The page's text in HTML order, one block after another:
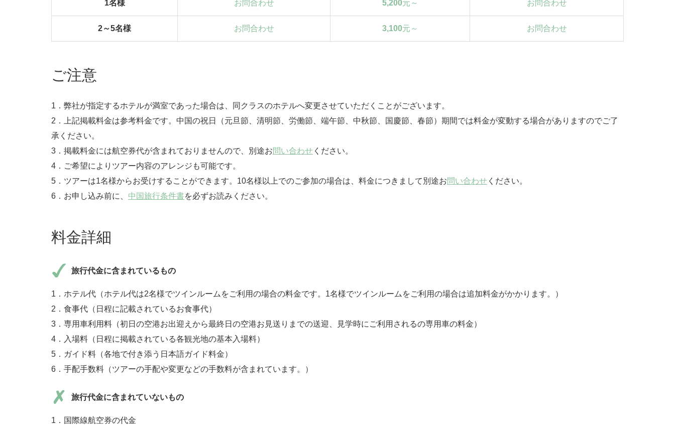
1名様 お問合わせ 5,200元～ お問合わせ
2～5名様 お問合わせ 3,100元～ お問合わせ
ご注意
1．弊社が指定するホテルが満室であった場合は、同クラスのホテルへ変更させていただくことがございます。
2．上記掲載料金は参考料金です。中国の祝日（元旦節、清明節、労働節、端午節、中秋節、国慶節、春節）期間では料金が変動する場合がありますのでご了
承ください。
3．掲載料金には航空券代が含まれておりませんので、別途お問い合わせ ください。
4．ご希望によりツアー内容のアレンジも可能です。
5．ツアーは1名様からお受けすることができます。10名様以上でのご参加の場合は、料金につきまして別途お問い合わせ ください。
6．お申し込み前に、 中国旅行条件書を必ずお読みください。
料金詳細
旅行代金に含まれているもの
1．ホテル代（ホテル代は2名様でツインルームをご利用の場合の料金です。1名様でツインルームをご利用の場合は追加料金がかかります。）
2．食事代（日程に記載されているお食事代）
3．専用車利用料（初日の空港お出迎えから最終日の空港お見送りまでの送迎、見学時にご利用されるの専用車の料金）
4．入場料（日程に掲載されている各観光地の基本入場料）
5．ガイド料（各地で付き添う日本語ガイド料金）
6．手配手数料（ツアーの手配や変更などの手数料が含まれています。）
旅行代金に含まれていないもの
1．国際線航空券の代金